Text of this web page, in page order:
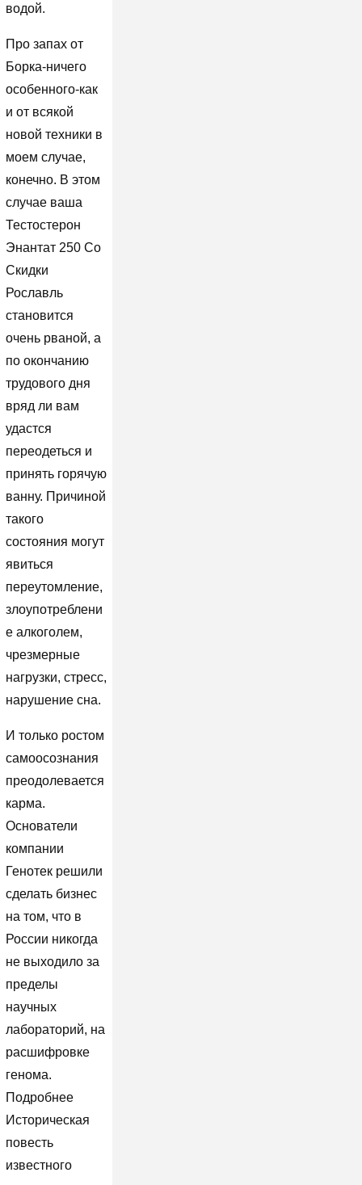
водой.
Про запах от
Борка-ничего
особенного-как
и от всякой
новой техники в
моем случае,
конечно. В этом
случае ваша
Тестостерон
Энантат 250 Со
Скидки
Рославль
становится
очень рваной, а
по окончанию
трудового дня
вряд ли вам
удастся
переодеться и
принять горячую
ванну. Причиной
такого
состояния могут
явиться
переутомление,
злоупотреблени
е алкоголем,
чрезмерные
нагрузки, стресс,
нарушение сна.
И только ростом
самоосознания
преодолевается
карма.
Основатели
компании
Генотек решили
сделать бизнес
на том, что в
России никогда
не выходило за
пределы
научных
лабораторий, на
расшифровке
генома.
Подробнее
Историческая
повесть
известного